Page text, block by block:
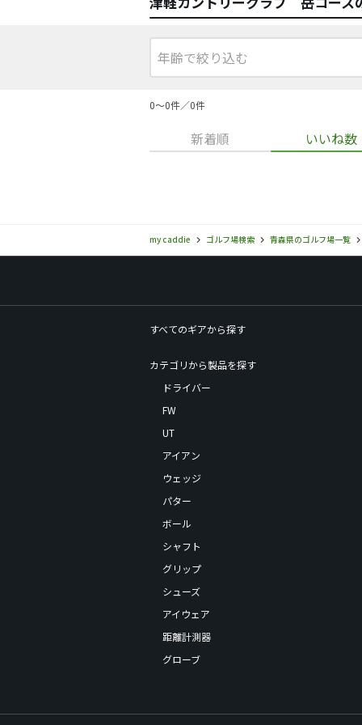
0〜0件／0件
新着順 いいね数
my caddie ゴルフ場検索 青森県のゴルフ場一覧
すべてのギアから探す
カテゴリから製品を探す
ドライバー
FW
UT
アイアン
ウェッジ
パター
ボール
シャフト
グリップ
シューズ
アイウェア
距離計測器
グローブ